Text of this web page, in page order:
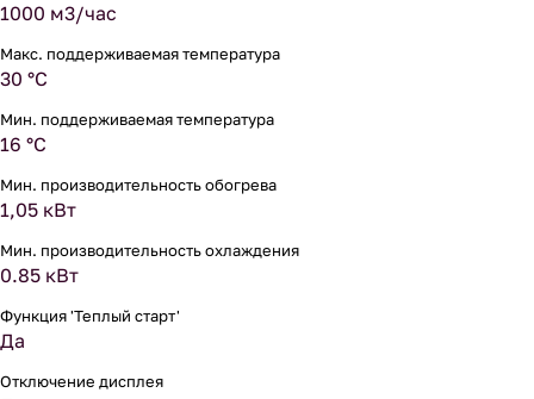
1000 м3/час
Макс. поддерживаемая температура
30 °С
Мин. поддерживаемая температура
16 °С
Мин. производительность обогрева
1,05 кВт
Мин. производительность охлаждения
0.85 кВт
Функция 'Теплый старт'
Да
Отключение дисплея